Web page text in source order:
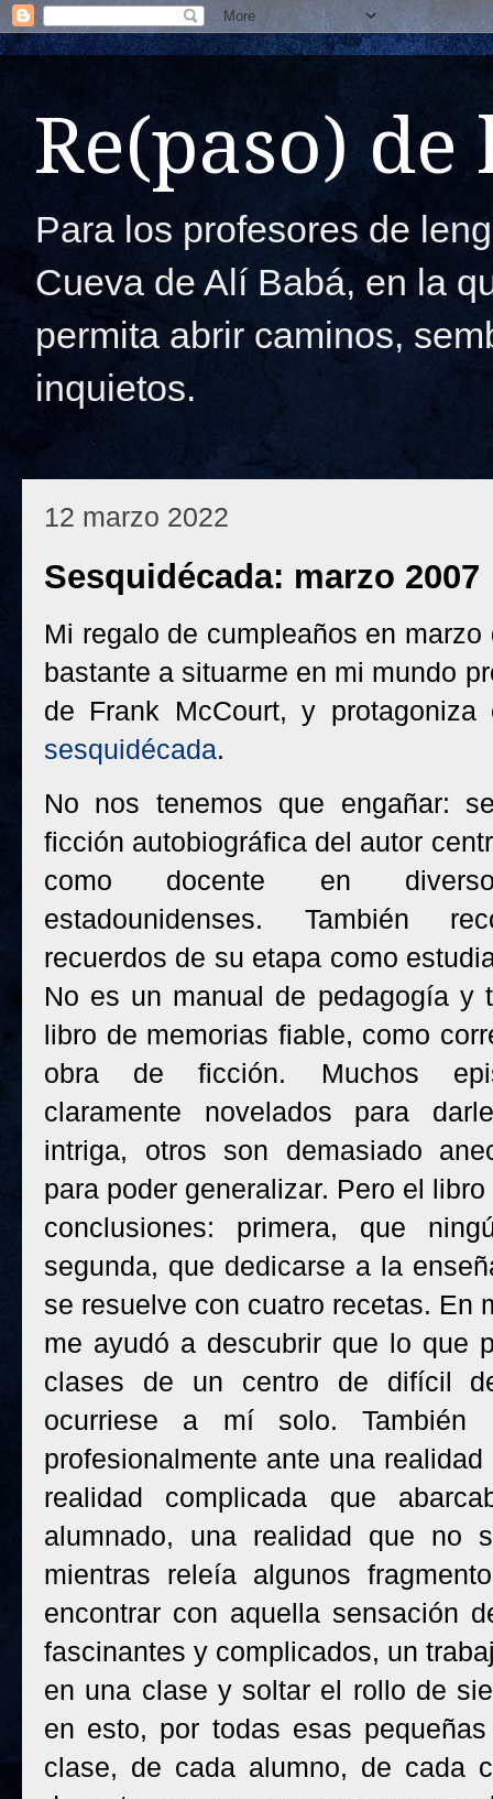
Re(paso) de
Para los profesores de
Cueva de Alí Babá, en la
permita abrir caminos,
inquietos.
12 marzo 2022
Sesquidécada: marzo 2007
Mi regalo de cumpleaños en
bastante a situarme en mi mundo
de Frank McCourt, y
sesquidécada.
No nos tenemos que engañar:
ficción autobiográfica del autor
como docente en
estadounidenses. También
recuerdos de su etapa como
No es un manual de pedagogía y
libro de memorias fiable, como
obra de ficción. Muchos
claramente novelados para
intriga, otros son demasiado
para poder generalizar. Pero el
conclusiones: primera, que
segunda, que dedicarse a la
se resuelve con cuatro recetas. En
me ayudó a descubrir que lo que
clases de un centro de difícil
ocurriese a mí solo.
profesionalmente ante una
realidad complicada que
alumnado, una realidad que no
mientras releía algunos
encontrar con aquella sensación
fascinantes y complicados, un
en una clase y soltar el rollo de
en esto, por todas esas
clase, de cada alumno, de cada